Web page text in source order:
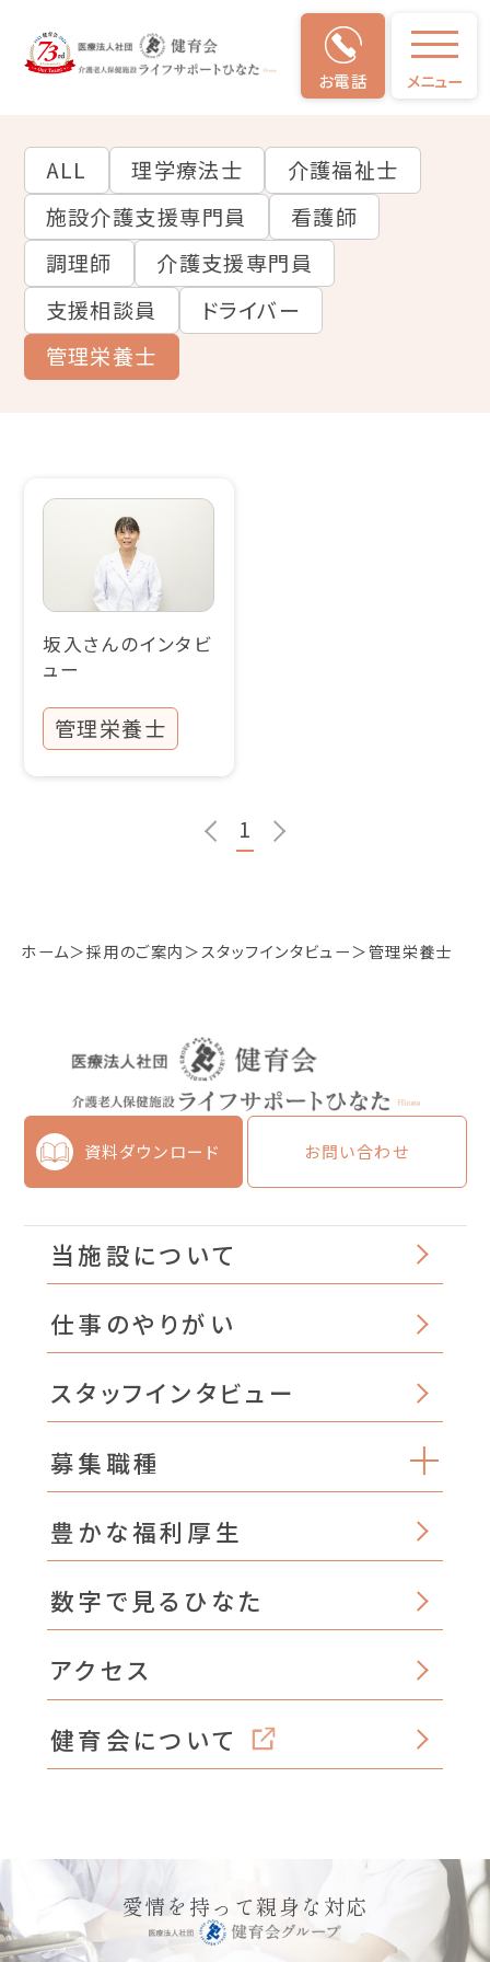
お電話 メニュー
スタッフインタビュー
ホーム 採用のご案内 スタッフインタビュー 管理栄養士
ALL 理学療法士
介護福祉士
施設介護支援専門員
看護師
調理師
介護支援専門員
支援相談員
ドライバー
管理栄養士
坂入さんのインタビ
ュー
管理栄養士
1
資料ダウンロード お問い合わせ
当施設について
仕事のやりがい
スタッフインタビュー
募集職種
豊かな福利厚生
数字で見るひなた
アクセス
健育会について
愛情を持って親身な対応